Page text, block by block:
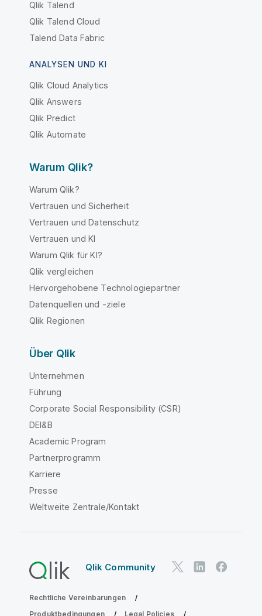
Qlik Talend
Qlik Talend Cloud
Talend Data Fabric
ANALYSEN UND KI
Qlik Cloud Analytics
Qlik Answers
Qlik Predict
Qlik Automate
Warum Qlik?
Warum Qlik?
Vertrauen und Sicherheit
Vertrauen und Datenschutz
Vertrauen und KI
Warum Qlik für KI?
Qlik vergleichen
Hervorgehobene Technologiepartner
Datenquellen und -ziele
Qlik Regionen
Über Qlik
Unternehmen
Führung
Corporate Social Responsibility (CSR)
DEI&B
Academic Program
Partnerprogramm
Karriere
Presse
Weltweite Zentrale/Kontakt
Qlik Community
Rechtliche Vereinbarungen
Produktbedingungen
Legal Policies